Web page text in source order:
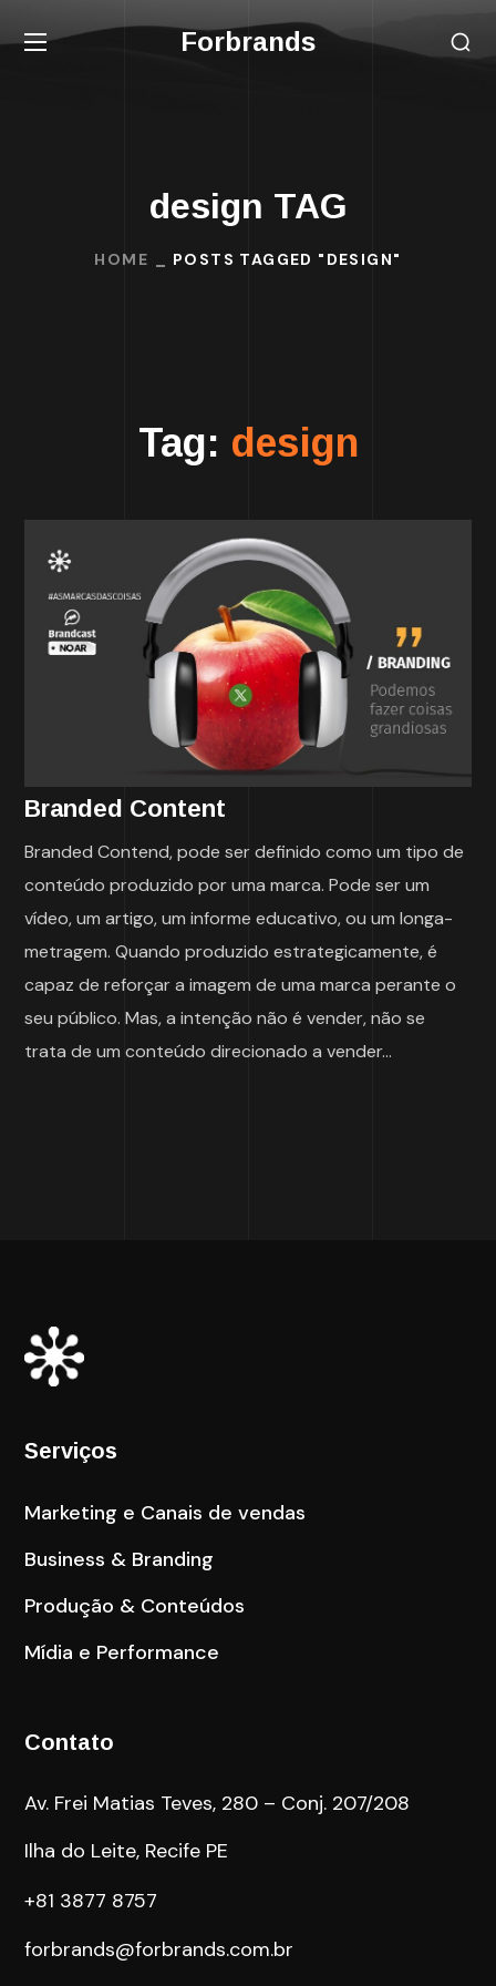
Forbrands
design TAG
HOME POSTS TAGGED "DESIGN"
Tag: design
Branded Content
Branded Contend, pode ser definido como um tipo de
conteúdo produzido por uma marca. Pode ser um
vídeo, um artigo, um informe educativo, ou um longa-
metragem. Quando produzido estrategicamente, é
capaz de reforçar a imagem de uma marca perante o
seu público. Mas, a intenção não é vender, não se
trata de um conteúdo direcionado a vender...
Serviços
Marketing e Canais de vendas
Business & Branding
Produção & Conteúdos
Mídia e Performance
Contato
Av. Frei Matias Teves, 280 – Conj. 207/208
Ilha do Leite, Recife PE
+81 3877 8757
forbrands@forbrands.com.br